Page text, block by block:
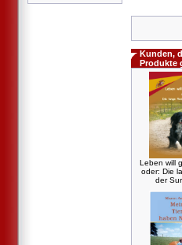
Kunden,
Produkte
Leben will
oder: Die
der